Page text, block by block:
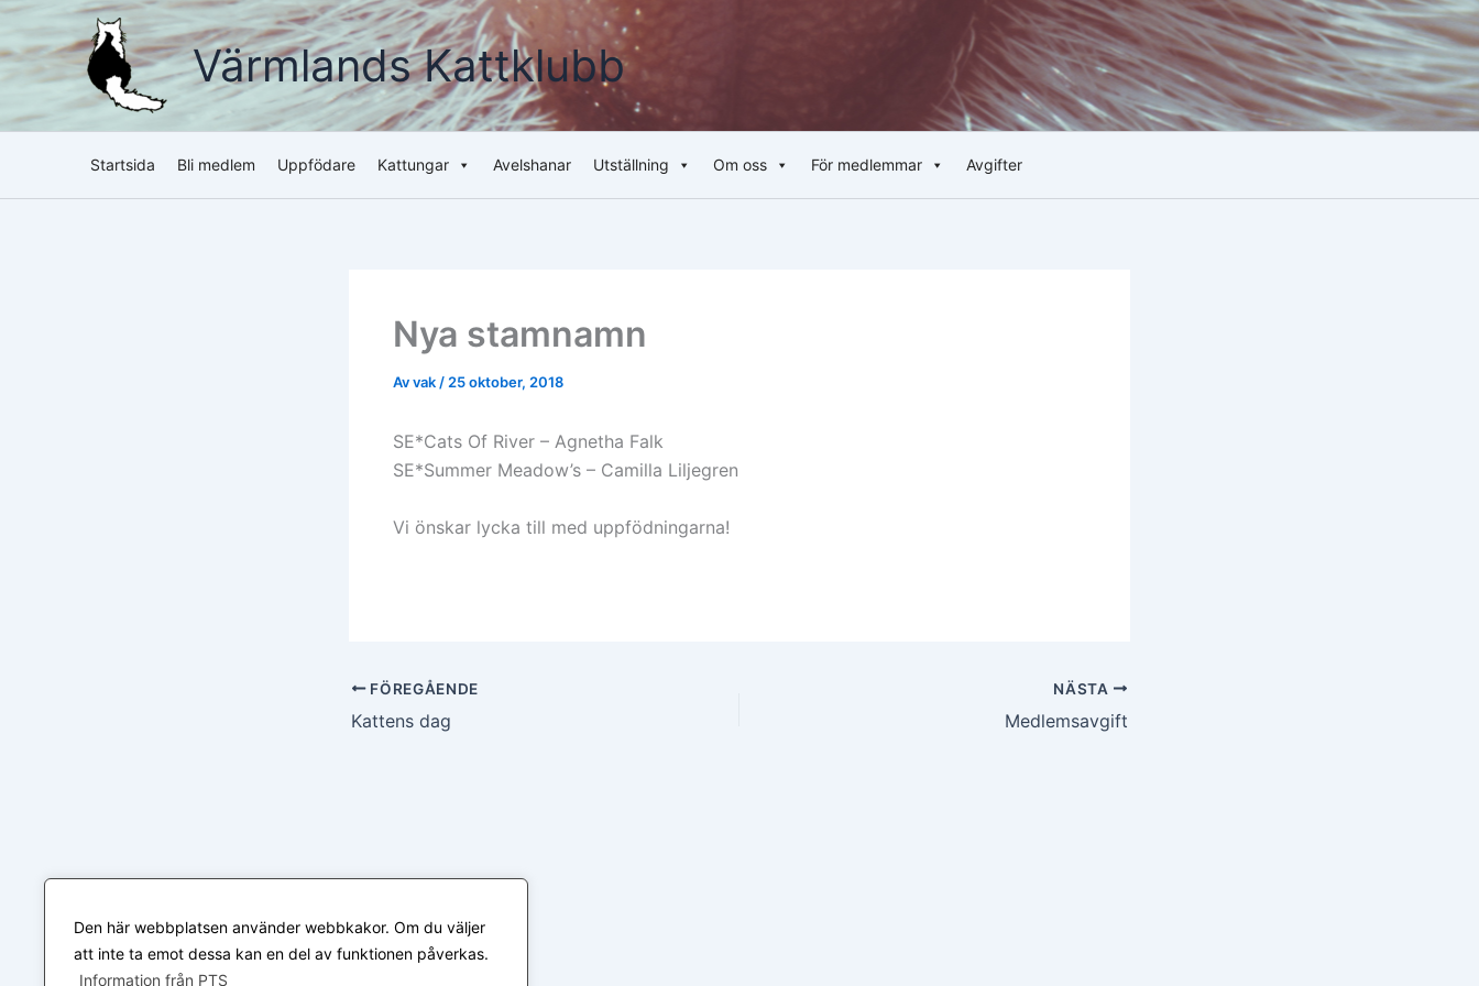
Den här webbplatsen använder webbkakor. Om du väljer
att inte ta emot dessa kan en del av funktionen påverkas.
Information från PTS
Hoppa
innehåll
Värmlands Kattklubb
Startsida Bli medlem Uppfödare Kattungar Avelshanar Utställning Om oss För medlemmar Avgifter
Nya stamnamn
Avvak / 25 oktober, 2018
SE*Cats Of River – Agnetha Falk
SE*Summer Meadow’s – Camilla Liljegren
Vi önskar lycka till med uppfödningarna!
FÖREGÅENDE
Kattens dag
NÄSTA
Medlemsavgift